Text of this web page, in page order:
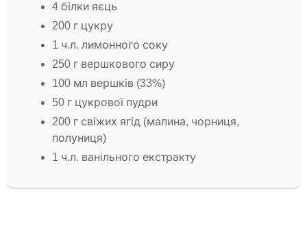
4 білки яєць
200 г цукру
1 ч.л. лимонного соку
250 г вершкового сиру
100 мл вершків (33%)
50 г цукрової пудри
200 г свіжих ягід (малина, чорниця,
полуниця)
1 ч.л. ванільного екстракту